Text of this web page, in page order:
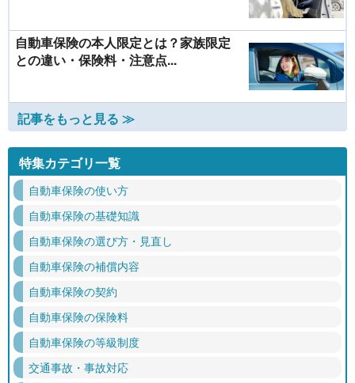
自動車保険の本人限定とは？家族限定
との違い・保険料・注意点...
記事をもっと見る ≫
特集カテゴリ一覧
自動車保険の使い方
自動車保険の基礎知識
自動車保険の選び方・見直し
自動車保険の補償内容
自動車保険の契約
自動車保険の保険料
自動車保険の等級制度
交通事故・事故対応